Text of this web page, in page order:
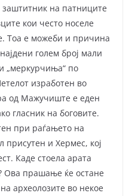
заштит­ник на патниците
кои често носеле
Тоа е можеби и причина
голем број мали
„меркурчиња“ по
изработен во
од Мажу­чиште е еден
гласник на боговите.
при раѓањето на
присутен и Хермес, кој
Каде стоела арата
Ова прашање ќе остане
архео­ло­зите во некое